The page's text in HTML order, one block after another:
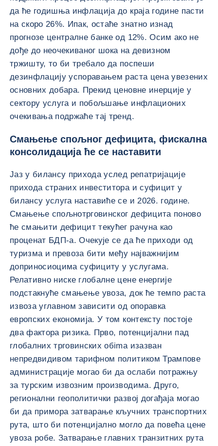
да ће годишња инфлација до краја године пасти
на скоро 26%. Ипак, остаће знатно изнад
прогнозе централне банке од 12%. Осим ако не
дође до неочекиваног шока на девизном
тржишту, то би требало да поспеши
дезинфлацију успоравањем раста цена увезених
основних добара. Прекид ценовне инерције у
сектору услуга и побољшање инфлационих
очекивања подржаће тај тренд.
Смањење спољног дефицита, фискална
консолидација ће се наставити
Јаз у билансу прихода услед репатријације
прихода страних инвеститора и суфицит у
билансу услуга наставиће се и 2026. године.
Смањење спољнотрговинског дефицита поново
ће смањити дефицит текућег рачуна као
проценат БДП-а. Очекује се да ће приходи од
туризма и превоза бити међу најважнијим
доприносиоцима суфициту у услугама.
Релативно ниске глобалне цене енергије
подстакнуће смањење увоза, док ће темпо раста
извоза углавном зависити од опоравка
европских економија. У том контексту постоје
два фактора ризика. Прво, потенцијални пад
глобалних трговинских обima изазван
непредвидивом тарифном политиком Трампове
администрације могао би да ослаби потражњу
за турским извозним производима. Друго,
регионални геополитички развој догађаја могао
би да примора затварање кључних транспортних
рута, што би потенцијално могло да повећа цене
увоза робе. Затварање главних транзитних рута